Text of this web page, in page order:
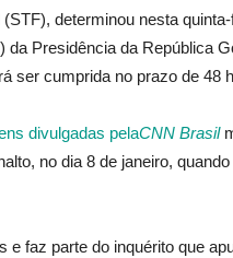
determinou nesta
da Presidência da República
ser cumprida no prazo de 48
divulgadas pelaCNN Brasil
no dia 8 de janeiro,
e faz parte do inquérito que